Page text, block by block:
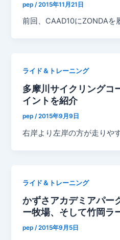
pep /2015年11月21日
前回、CAAD10にZONDAを
ライド＆トレーニング
多摩川サイクリングコ
イントを紹介
pep/2015年9月9日
右岸より左岸の方が走りや
ライド＆トレーニング
かずさアカデミアパー
ー牧場、そして竹岡ラ
pep/2015年9月5日